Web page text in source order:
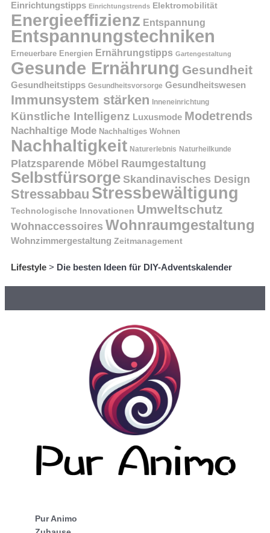
Einrichtungstipps Einrichtungstrends Elektromobilität
Energieeffizienz Entspannung
Entspannungstechniken
Erneuerbare Energien Ernährungstipps Gartengestaltung
Gesunde Ernährung Gesundheit
Gesundheitstipps Gesundheitsvorsorge Gesundheitswesen
Immunsystem stärken Inneneinrichtung
Künstliche Intelligenz Luxusmode Modetrends
Nachhaltige Mode Nachhaltiges Wohnen
Nachhaltigkeit Naturerlebnis Naturheilkunde
Platzsparende Möbel Raumgestaltung
Selbstfürsorge Skandinavisches Design
Stressabbau Stressbewältigung
Technologische Innovationen Umweltschutz
Wohnaccessoires Wohnraumgestaltung
Wohnzimmergestaltung Zeitmanagement
Lifestyle > Die besten Ideen für DIY-Adventskalender
Pur Animo